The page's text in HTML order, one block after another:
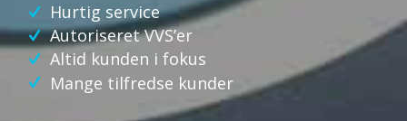
Hurtig service
Autoriseret VVS’er
Altid kunden i fokus
Mange tilfredse kunder